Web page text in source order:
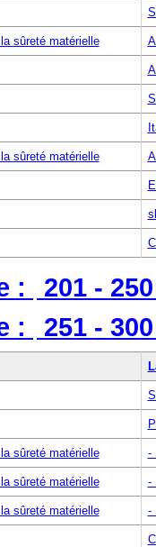
sûreté matérielle
sûreté matérielle
:
201 -
:
251 -
sûreté matérielle -
sûreté matérielle -
sûreté matérielle -